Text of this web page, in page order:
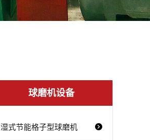
球磨机设备
湿式节能格子型球磨机